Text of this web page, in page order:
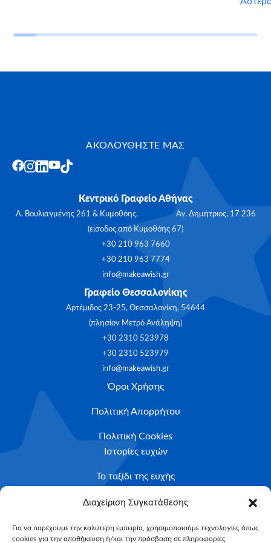
Διαχείριση Συγκατάθεσης
Για να παρέχουμε την καλύτερη εμπειρία, χρησιμοποιούμε τεχνολογίες όπως
cookies για την αποθήκευση ή/και την πρόσβαση σε πληροφορίες
ΑΚΟΛΟΥΘΗΣΤΕ ΜΑΣ
Κεντρικό Γραφείο Αθήνας
Λ. Βουλιαγμένης 261 & Κυμοθόης, Αγ. Δημήτριος, 17 236
(είσοδος από Κυμοθόης 67)
+30 210 963 7660
+30 210 963 7774
info@makeawish.gr
Γραφείο Θεσσαλονίκης
Αρτέμιδος 23-25, Θεσσαλονίκη, 54644
(πλησίον Μετρό Ανάληψη)
+30 2310 523978
+30 2310 523979
info@makeawish.gr
Όροι Χρήσης
Πολιτική Απορρήτου
Πολιτική Cookies
Ιστορίες ευχών
Το ταξίδι της ευχής
Κριτήρια Καταλληλότητας
Υποβολή Αιτήματος